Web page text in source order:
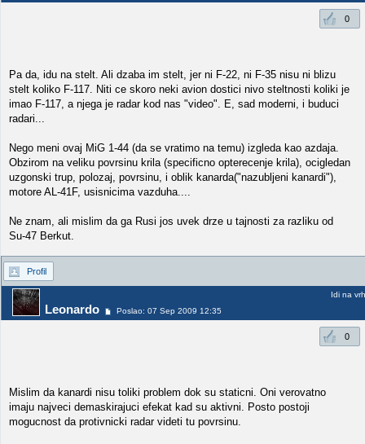
0
Pa da, idu na stelt. Ali dzaba im stelt, jer ni F-22, ni F-35 nisu ni blizu
stelt koliko F-117. Niti ce skoro neki avion dostici nivo steltnosti koliki je
imao F-117, a njega je radar kod nas "video". E, sad moderni, i buduci
radari...
Nego meni ovaj MiG 1-44 (da se vratimo na temu) izgleda kao azdaja.
Obzirom na veliku povrsinu krila (specificno opterecenje krila), ocigledan
uzgonski trup, polozaj, povrsinu, i oblik kanarda("nazubljeni kanardi"),
motore AL-41F, usisnicima vazduha....
Ne znam, ali mislim da ga Rusi jos uvek drze u tajnosti za razliku od
Su-47 Berkut.
Profil
Leonardo Poslao: 07 Sep 2009 12:35
Idi na vrh
0
Mislim da kanardi nisu toliki problem dok su staticni. Oni verovatno
imaju najveci demaskirajuci efekat kad su aktivni. Posto postoji
mogucnost da protivnicki radar videti tu povrsinu.